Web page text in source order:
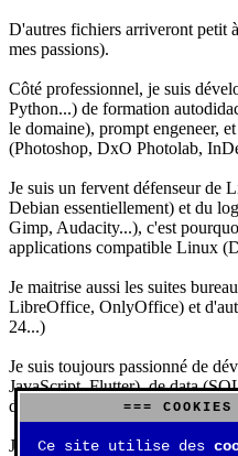
D'autres fichiers arriveront petit
mes passions).
Côté professionnel, je suis
Python...) de formation
le domaine), prompt engeneer,
(Photoshop, DxO Photolab,
Je suis un fervent défenseur de
Debian essentiellement) et du
Gimp, Audacity...), c'est
applications compatible Linux
Je maitrise aussi les suites
LibreOffice, OnlyOffice) et
24...)
Je suis toujours passionné de
JavaScript, Flutter), de data
d'IA (principalement Claude et
J'aime jouer, surtout aux jeux de
===
Ce site utilise des